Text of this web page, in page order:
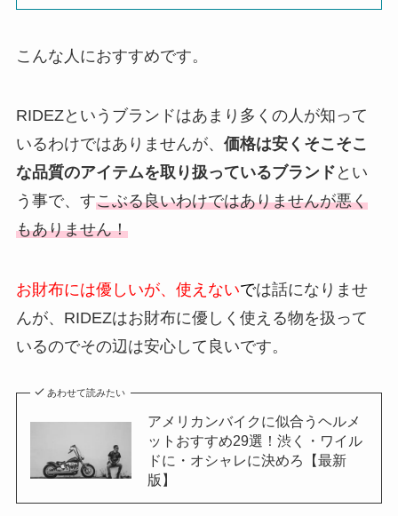
こんな人におすすめです。
RIDEZというブランドはあまり多くの人が知って
いるわけではありませんが、 価格は安くそこそこ
な品質のアイテムを取り扱っているブランド とい
う事で、すこぶる良いわけではありませんが悪く
もありません！
お財布には優 しいが、使えないでは話になりませ
んが、RIDEZはお財布に優しく使える物を扱って
いるのでその辺は安心して良いです。
あわせて読みたい
アメリカンバイクに似合うヘルメ
ットおすすめ29選！渋く・ワイル
ドに・オシャレに決めろ【最新
版】